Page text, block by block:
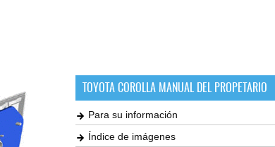
TOYOTA COROLLA MANUAL DEL PROPETARIO
Para su información
Índice de imágenes